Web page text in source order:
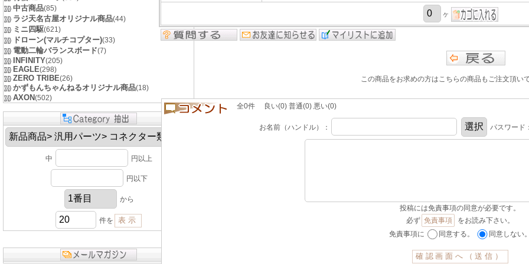
中古商品(85)
ラジ天名古屋オリジナル商品(44)
ミニ四駆(621)
ドローン(マルチコプター)(33)
電動二輪バランスボード(7)
INFINITY(205)
EAGLE(298)
ZERO TRIBE(26)
かずもんちゃんねるオリジナル商品(18)
AXON(502)
中 円以上
円以下
から
件を
ヶ
この商品をお求めの方はこちらの商品もご注文頂い
全0件 良い(0) 普通(0) 悪い(0)
お名前（ハンドル）： パスワード：
投稿には免責事項の同意が必要です。
必ず 免責事項
をお読み下さい。
免責事項に
同意する。 同意しない。